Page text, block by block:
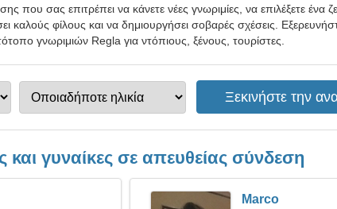
που σας επιτρέπει να κάνετε νέες γνωριμίες, να επιλέξετε ένα
καλούς φίλους και να δημιουργήσει σοβαρές σχέσεις.
γνωριμιών Regla για ντόπιους, ξένους, τουρίστες.
και γυναίκες σε απευθείας σύνδεση
Marco